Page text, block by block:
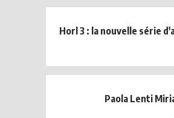
Horl 3 : la nouvelle série
Paola Lenti